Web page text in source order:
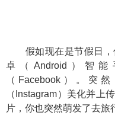
假如现在是节假日，
卓（Android）智
（Facebook）。突
（Instagram）美化并上
片，你也突然萌发了去旅